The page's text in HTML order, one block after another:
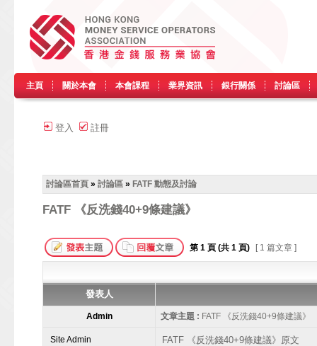
主頁 關於本會 本會課程 業界資訊 銀行關係 討論區
登入 註冊
討論區首頁 » 討論區 » FATF 動態及討論
FATF 《反洗錢40+9條建議》
第 1 頁 (共 1 頁) [ 1 篇文章 ]
發表人
Admin 文章主題 : FATF 《反洗錢40+9條建議》
Site Admin FATF 《反洗錢40+9條建議》原文